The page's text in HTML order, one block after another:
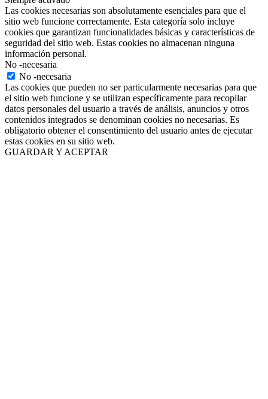
Las cookies necesarias son absolutamente esenciales para que el
sitio web funcione correctamente. Esta categoría solo incluye
cookies que garantizan funcionalidades básicas y características de
seguridad del sitio web. Estas cookies no almacenan ninguna
información personal.
No -necesaria
No -necesaria
Las cookies que pueden no ser particularmente necesarias para que
el sitio web funcione y se utilizan específicamente para recopilar
datos personales del usuario a través de análisis, anuncios y otros
contenidos integrados se denominan cookies no necesarias. Es
obligatorio obtener el consentimiento del usuario antes de ejecutar
estas cookies en su sitio web.
GUARDAR Y ACEPTAR